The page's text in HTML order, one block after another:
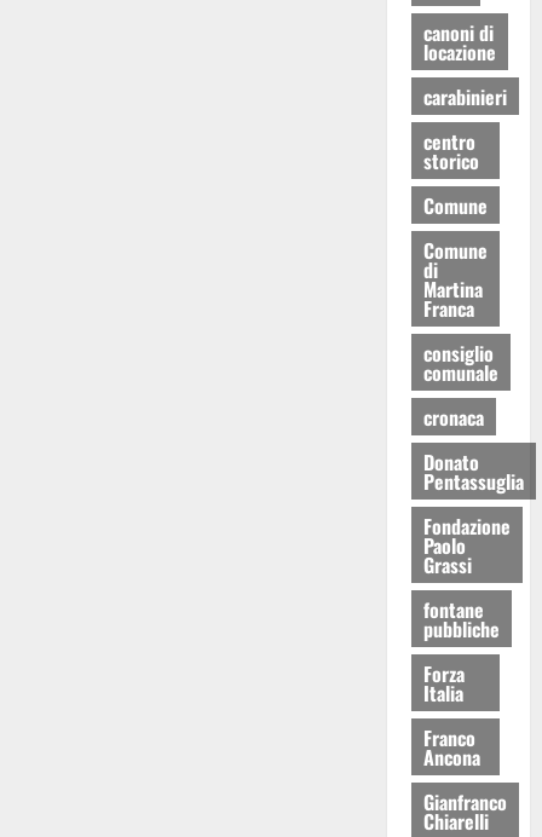
canoni di
locazione
carabinieri
centro
storico
Comune
Comune
di
Martina
Franca
consiglio
comunale
cronaca
Donato
Pentassuglia
Fondazione
Paolo
Grassi
fontane
pubbliche
Forza
Italia
Franco
Ancona
Gianfranco
Chiarelli